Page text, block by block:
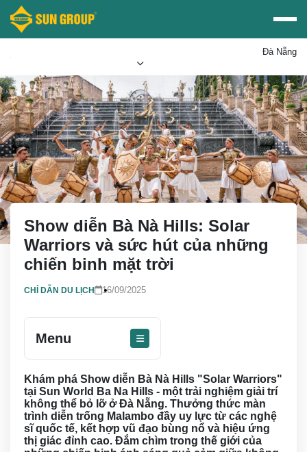
Đà Nẵng
Mua vé Sun PhuQuoc
Airways
Ưu đãi Sun World
Show diễn Bà Nà Hills: Solar
Warriors và sức hút của những
chiến binh mặt trời
CHỈ DẪN DU LỊCH 16/09/2025
Menu
Khám phá Show diễn Bà Nà Hills "Solar Warriors"
tại Sun World Ba Na Hills - một trải nghiệm giải trí
không thể bỏ lỡ ở Đà Nẵng. Thưởng thức màn
trình diễn trống Malambo đầy uy lực từ các nghệ
sĩ quốc tế, kết hợp vũ đạo bùng nổ và hiệu ứng
thị giác đỉnh cao. Đắm chìm trong thế giới của